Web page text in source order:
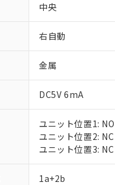
中央
右自動
金属
DC5V 6mA
ユニット位置1: NO
ユニット位置2: NC
ユニット位置3: NC
1a+2b
※1 対応状況
対応済み：
対応予定：EU